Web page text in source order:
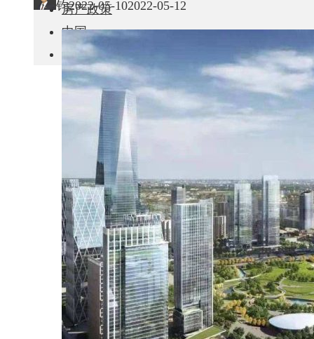
房产政策
中国
其他
钧2022-05-102022-05-12